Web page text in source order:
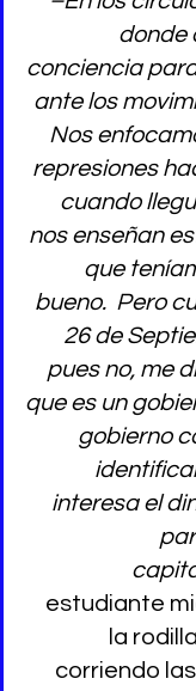
donde
conciencia
ante los
Nos
represiones
cuando
nos enseñan
que
bueno.  Pero
26 de
pues no, me
que es un
gobierno
interesa el
estudiante
la
corriendo